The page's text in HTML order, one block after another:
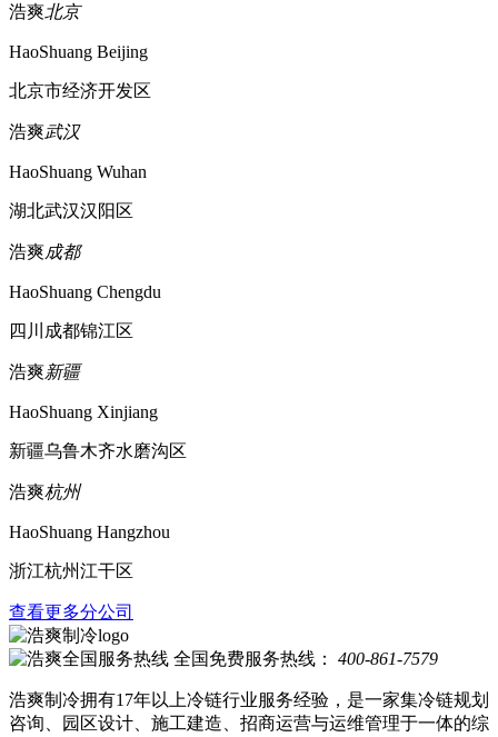
浩爽北京
HaoShuang Beijing
北京市经济开发区
浩爽武汉
HaoShuang Wuhan
湖北武汉汉阳区
浩爽成都
HaoShuang Chengdu
四川成都锦江区
浩爽新疆
HaoShuang Xinjiang
新疆乌鲁木齐水磨沟区
浩爽杭州
HaoShuang Hangzhou
浙江杭州江干区
查看更多分公司
全国免费服务热线： 400-861-7579
浩爽制冷拥有17年以上冷链行业服务经验，是一家集冷链规划
咨询、园区设计、施工建造、招商运营与运维管理于一体的综